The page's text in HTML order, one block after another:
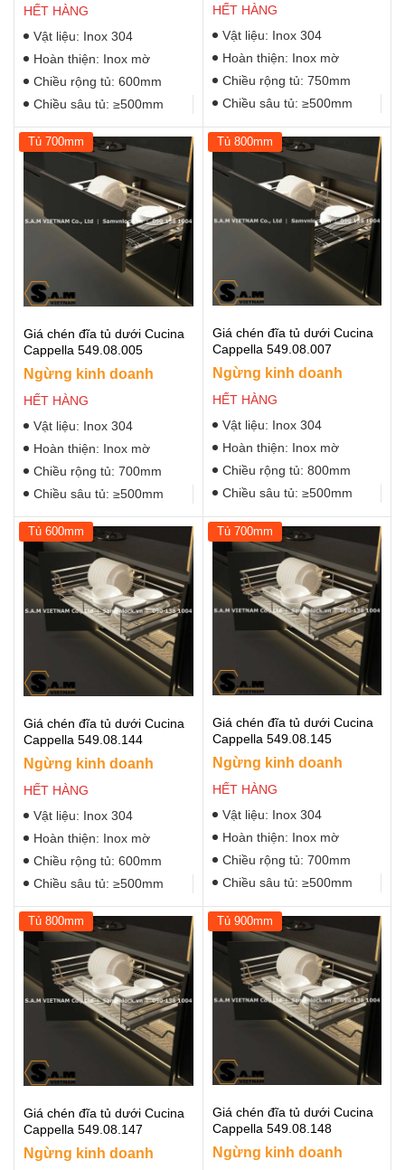
HẾT HÀNG
Vật liệu: Inox 304
Hoàn thiện: Inox mờ
Chiều rộng tủ: 600mm
Chiều sâu tủ: ≥500mm
HẾT HÀNG
Vật liệu: Inox 304
Hoàn thiện: Inox mờ
Chiều rộng tủ: 750mm
Chiều sâu tủ: ≥500mm
Tủ 700mm
Giá chén đĩa tủ dưới Cucina
Cappella 549.08.005
Ngừng kinh doanh
HẾT HÀNG
Vật liệu: Inox 304
Hoàn thiện: Inox mờ
Chiều rộng tủ: 700mm
Chiều sâu tủ: ≥500mm
Tủ 800mm
Giá chén đĩa tủ dưới Cucina
Cappella 549.08.007
Ngừng kinh doanh
HẾT HÀNG
Vật liệu: Inox 304
Hoàn thiện: Inox mờ
Chiều rộng tủ: 800mm
Chiều sâu tủ: ≥500mm
Tủ 600mm
Giá chén đĩa tủ dưới Cucina
Cappella 549.08.144
Ngừng kinh doanh
HẾT HÀNG
Vật liệu: Inox 304
Hoàn thiện: Inox mờ
Chiều rộng tủ: 600mm
Chiều sâu tủ: ≥500mm
Tủ 700mm
Giá chén đĩa tủ dưới Cucina
Cappella 549.08.145
Ngừng kinh doanh
HẾT HÀNG
Vật liệu: Inox 304
Hoàn thiện: Inox mờ
Chiều rộng tủ: 700mm
Chiều sâu tủ: ≥500mm
Tủ 800mm
Giá chén đĩa tủ dưới Cucina
Cappella 549.08.147
Ngừng kinh doanh
Tủ 900mm
Giá chén đĩa tủ dưới Cucina
Cappella 549.08.148
Ngừng kinh doanh